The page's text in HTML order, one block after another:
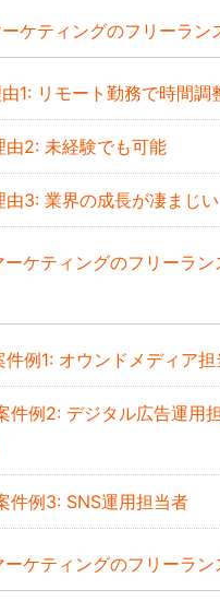
ケティングのフリーラン
1: リモート勤務で時間調
由2: 未経験でも可能
由3: 業界の成長が凄まじい
ーケティングのフリーラ
件例1: オウンドメディア担
件例2: デジタル広告運用
件例3: SNS運用担当者
ーケティングのフリーラン